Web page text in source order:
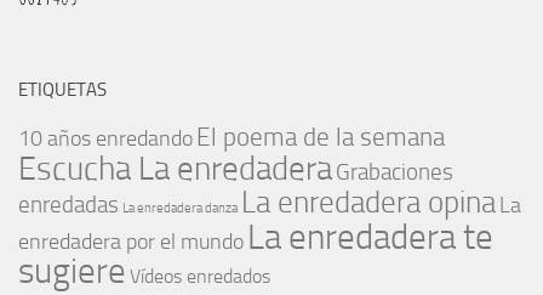
ETIQUETAS
10 años enredando El poema de la semana
Escucha La enredaderaGrabaciones
enredadas La enredadera danza La enredadera opinaLa
enredadera por el mundo La enredadera te
sugiere Vídeos enredados